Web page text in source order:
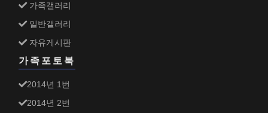
가족갤러리
일반갤러리
자유게시판
가족포토북
2014년 1번
2014년 2번